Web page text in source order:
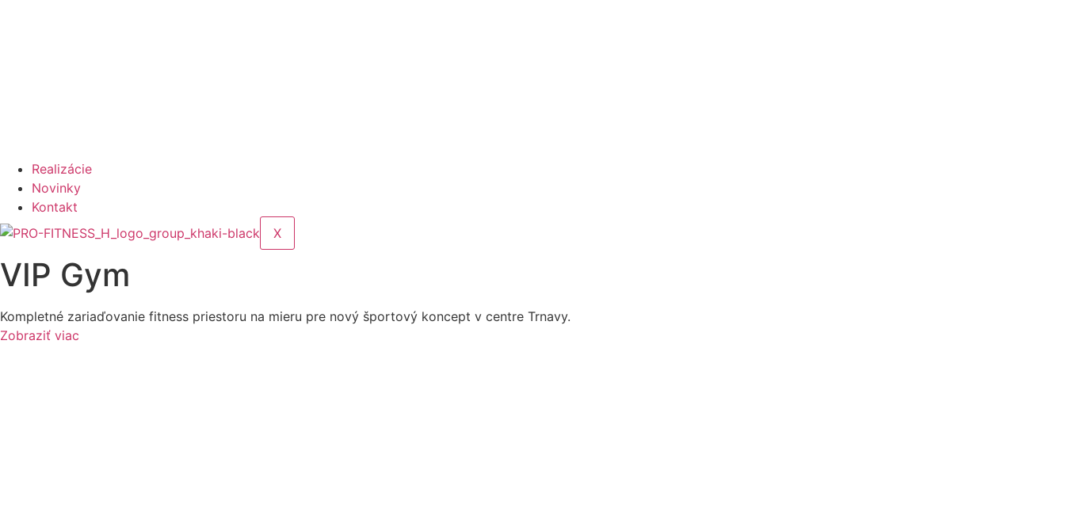
Realizácie
Novinky
Kontakt
X
VIP Gym
Kompletné zariaďovanie fitness priestoru na mieru pre nový športový koncept v centre Trnavy.
Zobraziť viac